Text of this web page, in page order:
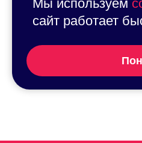
Мы используем
сайт работает